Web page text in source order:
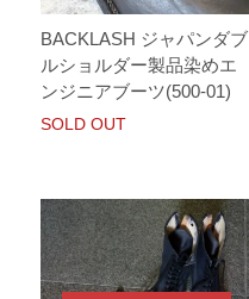
BACKLASH ジャパンダブ
ルショルダー製品染めエ
ンジニアブーツ(500-01)
SOLD OUT